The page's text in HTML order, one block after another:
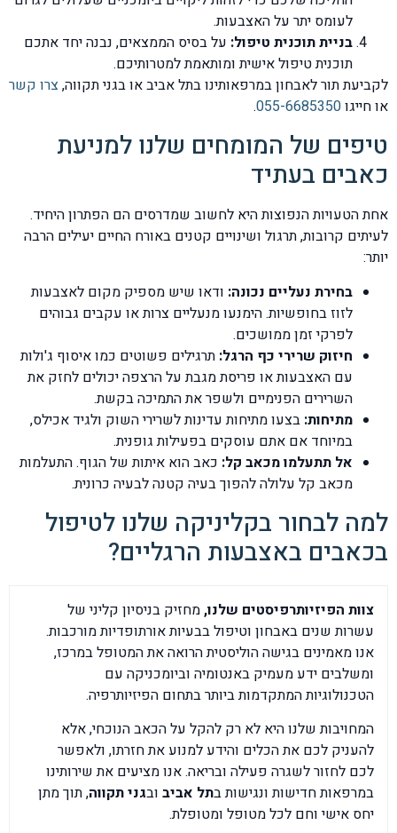
לעומס יתר על האצבעות.
בניית תוכנית טיפול: על בסיס הממצאים, נבנה יחד אתכם
תוכנית טיפול אישית ומותאמת למטרותיכם.
לקביעת תור לאבחון במרפאותינו בתל אביב או בגני תקווה,צרו קשר
או חייגו055-6685350
.
טיפים של המומחים שלנו למניעת
כאבים בעתיד
אחת הטעויות הנפוצות היא לחשוב שמדרסים הם הפתרון היחיד.
לעיתים קרובות, תרגול ושינויים קטנים באורח החיים יעילים הרבה
יותר:
בחירת נעליים נכונה: ודאו שיש מספיק מקום לאצבעות
לזוז בחופשיות. הימנעו מנעליים צרות או עקבים גבוהים
לפרקי זמן ממושכים.
חיזוק שרירי כף הרגל: תרגילים פשוטים כמו איסוף ג'ולות
עם האצבעות או פריסת מגבת על הרצפה יכולים לחזק את
השרירים הפנימיים ולשפר את התמיכה בקשת.
מתיחות: בצעו מתיחות עדינות לשרירי השוק ולגיד אכילס,
במיוחד אם אתם עוסקים בפעילות גופנית.
אל תתעלמו מכאב קל: כאב הוא איתות של הגוף. התעלמות
מכאב קל עלולה להפוך בעיה קטנה לבעיה כרונית.
למה לבחור בקליניקה שלנו לטיפול
בכאבים באצבעות הרגליים?
צוות הפיזיותרפיסטים שלנו,מחזיק בניסיון קליני של
עשרות שנים באבחון וטיפול בבעיות אורתופדיות מורכבות.
אנו מאמינים בגישה הוליסטית הרואה את המטופל במרכז,
ומשלבים ידע מעמיק באנטומיה וביומכניקה עם
הטכנולוגיות המתקדמות ביותר בתחום הפיזיותרפיה.
המחויבות שלנו היא לא רק להקל על הכאב הנוכחי, אלא
להעניק לכם את הכלים והידע למנוע את חזרתו, ולאפשר
לכם לחזור לשגרה פעילה ובריאה. אנו מציעים את שירותינו
במרפאות חדישות ונגישות בתל אביב ובגני תקווה, תוך מתן
יחס אישי וחם לכל מטופל ומטופלת.